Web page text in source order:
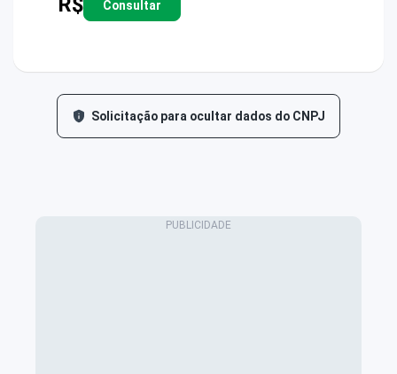
Consultar
Solicitação para ocultar dados do CNPJ